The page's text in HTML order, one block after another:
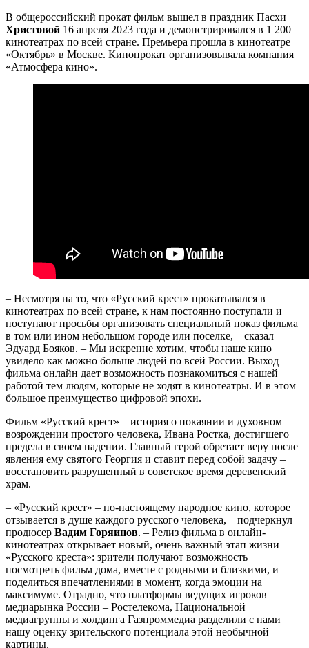
В общероссийский прокат фильм вышел в праздник Пасхи
Христовой 16 апреля 2023 года и демонстрировался в 1 200
кинотеатрах по всей стране. Премьера прошла в кинотеатре
«Октябрь» в Москве. Кинопрокат организовывала компания
«Атмосфера кино».
– Несмотря на то, что «Русский крест» прокатывался в
кинотеатрах по всей стране, к нам постоянно поступали и
поступают просьбы организовать специальный показ фильма
в том или ином небольшом городе или поселке, – сказал
Эдуард Бояков. – Мы искренне хотим, чтобы наше кино
увидело как можно больше людей по всей России. Выход
фильма онлайн дает возможность познакомиться с нашей
работой тем людям, которые не ходят в кинотеатры. И в этом
большое преимущество цифровой эпохи.
Фильм «Русский крест» – история о покаянии и духовном
возрождении простого человека, Ивана Ростка, достигшего
предела в своем падении. Главный герой обретает веру после
явления ему святого Георгия и ставит перед собой задачу –
восстановить разрушенный в советское время деревенский
храм.
– «Русский крест» – по-настоящему народное кино, которое
отзывается в душе каждого русского человека, – подчеркнул
продюсер Вадим Горяинов. – Релиз фильма в онлайн-
кинотеатрах открывает новый, очень важный этап жизни
«Русского креста»: зрители получают возможность
посмотреть фильм дома, вместе с родными и близкими, и
поделиться впечатлениями в момент, когда эмоции на
максимуме. Отрадно, что платформы ведущих игроков
медиарынка России – Ростелекома, Национальной
медиагруппы и холдинга Газпроммедиа разделили с нами
нашу оценку зрительского потенциала этой необычной
картины.